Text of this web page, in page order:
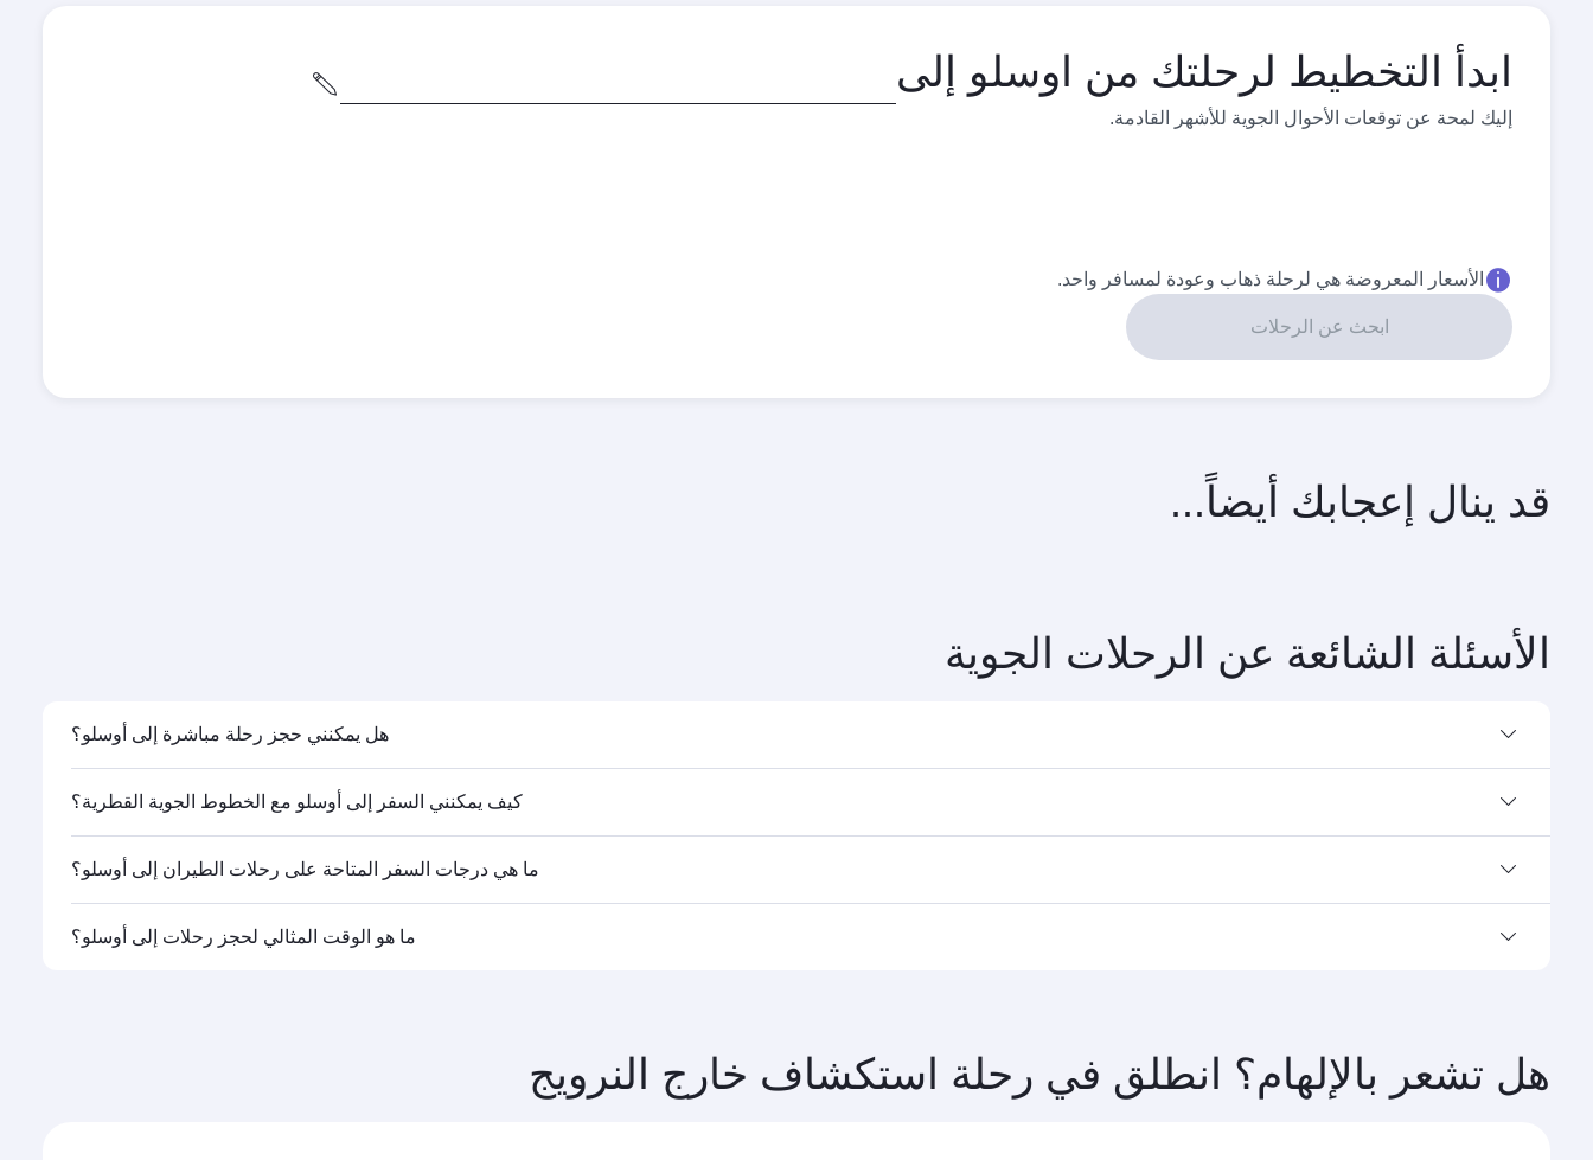
ابدأ التخطيط لرحلتك من اوسلو إلى
إليك لمحة عن توقعات الأحوال الجوية للأشهر القادمة.
الأسعار المعروضة هي لرحلة ذهاب وعودة لمسافر واحد.
ابحث عن الرحلات
قد ينال إعجابك أيضاً...
ابوظبي
من
بيرث
من KWD 447
الأسئلة الشائعة عن الرحلات الجوية